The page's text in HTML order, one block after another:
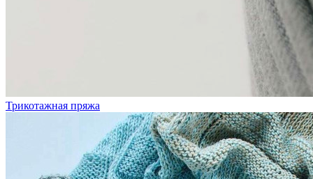
Трикотажная пряжа